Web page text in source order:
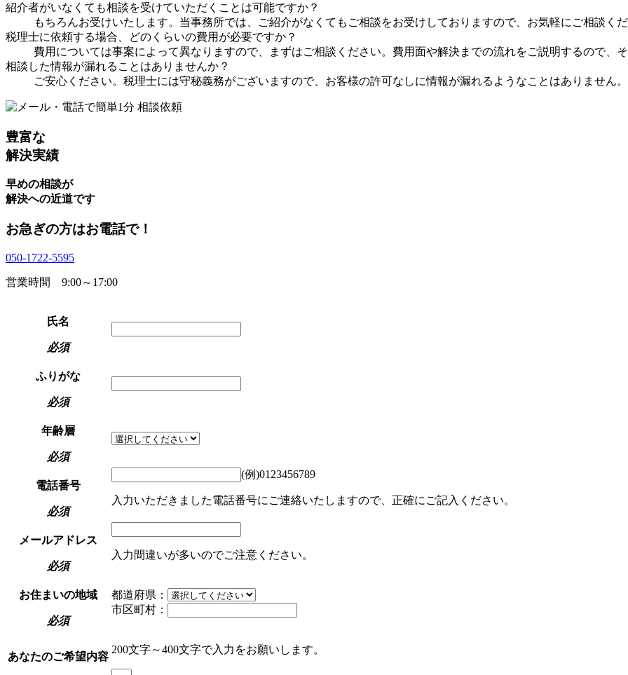
紹介者がいなくても相談を受けていただくことは可能ですか？
もちろんお受けいたします。当事務所では、ご紹介がなくてもご相談をお受けしておりますので、お気軽にご相談く
税理士に依頼する場合、どのくらいの費用が必要ですか？
費用については事案によって異なりますので、まずはご相談ください。費用面や解決までの流れをご説明するので、
相談した情報が漏れることはありませんか？
ご安心ください。税理士には守秘義務がございますので、お客様の許可なしに情報が漏れるようなことはありません。
豊富な
解決実績
早めの相談が
解決への近道です
お急ぎの方はお電話で！
050-1722-5595
営業時間 9:00～17:00
氏名
必須
ふりがな
必須
年齢層
必須
電話番号
必須
(例)0123456789
入力いただきました電話番号にご連絡いたしますので、正確にご記入ください。
メールアドレス
必須
入力間違いが多いのでご注意ください。
お住まいの地域
必須
都道府県：
市区町村：
あなたのご希望内容
200文字～400文字で入力をお願いします。